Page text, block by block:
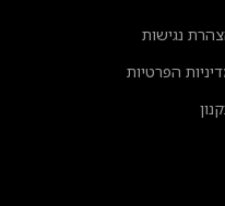
נגישות
הפרטיות